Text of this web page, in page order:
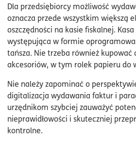
Dla przedsiębiorcy możliwość
oznacza przede wszystkim większą
oszczędności na kasie fiskalnej.
występująca w formie
tańsza. Nie trzeba również kupować
akcesoriów, w tym rolek papieru do
Nie należy zapominać o
digitalizacja wydawania faktur i
urzędnikom szybciej zauważyć
nieprawidłowości i skuteczniej
kontrolne.